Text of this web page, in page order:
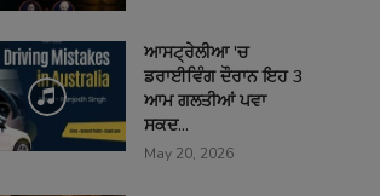
ਆਸਟ੍ਰੇਲੀਆ 'ਚ
ਡਰਾਈਵਿੰਗ ਦੌਰਾਨ ਇਹ 3
ਆਮ ਗਲਤੀਆਂ ਪਵਾ
ਸਕਦ...
May 20, 2026